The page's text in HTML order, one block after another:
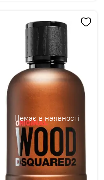
Немає в наявності